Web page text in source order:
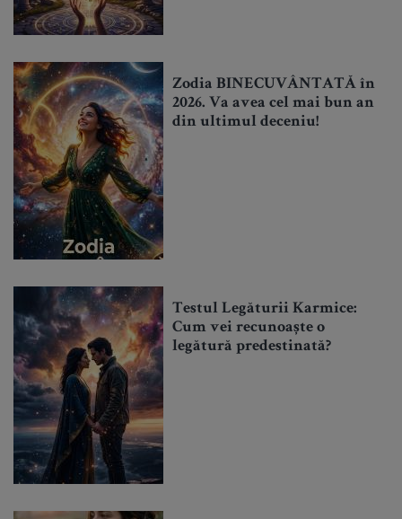
Zodia BINECUVÂNTATĂ în
2026. Va avea cel mai bun an
din ultimul deceniu!
Testul Legăturii Karmice:
Cum vei recunoaște o
legătură predestinată?